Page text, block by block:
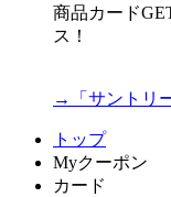
商品カード
ス！
→「サントリ
トップ
Myクーポン
カード